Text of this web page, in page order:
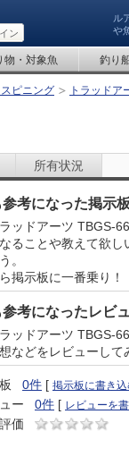
ル
や
ン
物・対象魚 釣り
ピニング トラッドア
所有状況
考になった掲示
ラッドアーツ TBGS-
ることや教えて欲し
。
掲示板に一番乗り！
考になったレビ
ラッドアーツ TBGS-
などをレビューして
0件 [ 掲示板に書き
ー
0件 [ レビューを書
価